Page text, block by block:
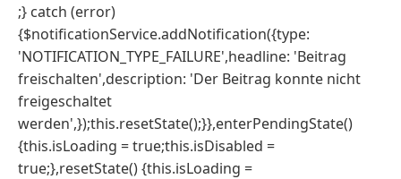
;} catch (error)
{$notificationService.addNotification({type:
'NOTIFICATION_TYPE_FAILURE',headline: 'Beitrag
freischalten',description: 'Der Beitrag konnte nicht
freigeschaltet
werden',});this.resetState();}},enterPendingState()
{this.isLoading = true;this.isDisabled =
true;},resetState() {this.isLoading =